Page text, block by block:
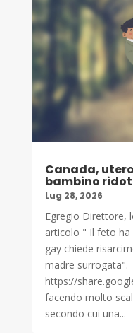
Canada,
bambino
Lug 28, 2026
Egregio Direttore,
articolo " Il feto ha
gay chiede
madre surrogata".
https://
facendo molto
secondo cui una...